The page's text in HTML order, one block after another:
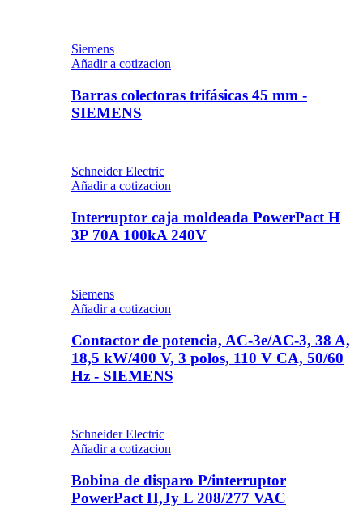
Siemens
Añadir a cotizacion
Barras colectoras trifásicas 45 mm -
SIEMENS
Schneider Electric
Añadir a cotizacion
Interruptor caja moldeada PowerPact H
3P 70A 100kA 240V
Siemens
Añadir a cotizacion
Contactor de potencia, AC-3e/AC-3, 38 A,
18,5 kW/400 V, 3 polos, 110 V CA, 50/60
Hz - SIEMENS
Schneider Electric
Añadir a cotizacion
Bobina de disparo P/interruptor
PowerPact H,Jy L 208/277 VAC